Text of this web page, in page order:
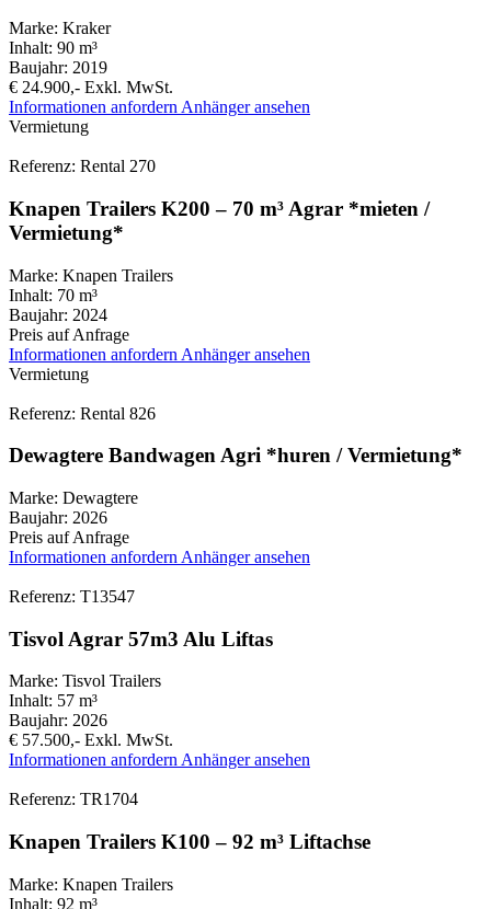
Marke: Kraker
Inhalt: 90 m³
Baujahr: 2019
€ 24.900,- Exkl. MwSt.
Informationen anfordern Anhänger ansehen
Vermietung
Referenz: Rental 270
Knapen Trailers K200 – 70 m³ Agrar *mieten /
Vermietung*
Marke: Knapen Trailers
Inhalt: 70 m³
Baujahr: 2024
Preis auf Anfrage
Informationen anfordern Anhänger ansehen
Vermietung
Referenz: Rental 826
Dewagtere Bandwagen Agri *huren / Vermietung*
Marke: Dewagtere
Baujahr: 2026
Preis auf Anfrage
Informationen anfordern Anhänger ansehen
Referenz: T13547
Tisvol Agrar 57m3 Alu Liftas
Marke: Tisvol Trailers
Inhalt: 57 m³
Baujahr: 2026
€ 57.500,- Exkl. MwSt.
Informationen anfordernAnhänger ansehen
Referenz: TR1704
Knapen Trailers K100 – 92 m³ Liftachse
Marke: Knapen Trailers
Inhalt: 92 m³